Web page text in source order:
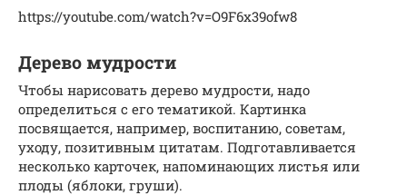
https://youtube.com/watch?v=O9F6x39ofw8
Дерево мудрости
Чтобы нарисовать дерево мудрости, надо
определиться с его тематикой. Картинка
посвящается, например, воспитанию, советам,
уходу, позитивным цитатам. Подготавливается
несколько карточек, напоминающих листья или
плоды (яблоки, груши).